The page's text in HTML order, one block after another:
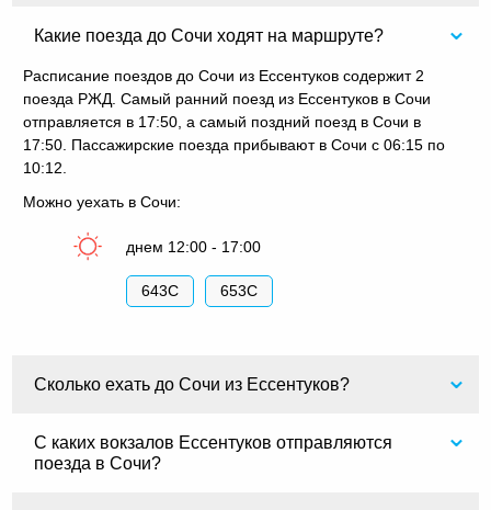
Какие поезда до Сочи ходят на маршруте?
Расписание поездов до Сочи из Ессентуков содержит 2
поезда РЖД. Самый ранний поезд из Ессентуков в Сочи
отправляется в 17:50, а самый поздний поезд в Сочи в
17:50. Пассажирские поезда прибывают в Сочи с 06:15 по
10:12.
Можно уехать в Сочи:
днем 12:00 - 17:00
643С 653С
Сколько ехать до Сочи из Ессентуков?
С каких вокзалов Ессентуков отправляются
поезда в Сочи?